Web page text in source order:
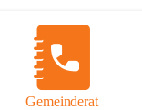
Gemeinderat